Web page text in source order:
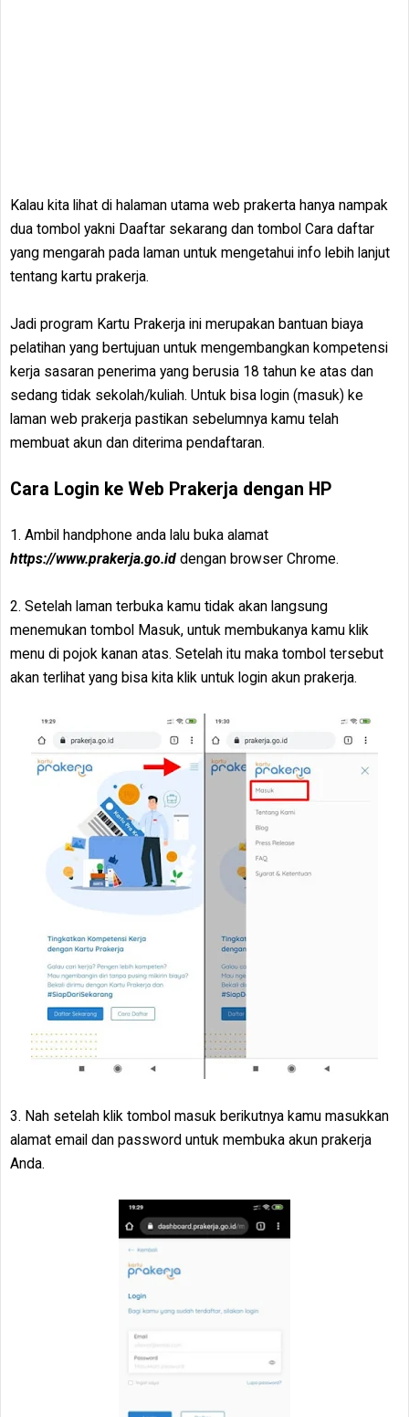
Kalau kita lihat di halaman utama web prakerta hanya nampak
dua tombol yakni Daaftar sekarang dan tombol Cara daftar
yang mengarah pada laman untuk mengetahui info lebih lanjut
tentang kartu prakerja.
Jadi program Kartu Prakerja ini merupakan bantuan biaya
pelatihan yang bertujuan untuk mengembangkan kompetensi
kerja sasaran penerima yang berusia 18 tahun ke atas dan
sedang tidak sekolah/kuliah. Untuk bisa login (masuk) ke
laman web prakerja pastikan sebelumnya kamu telah
membuat akun dan diterima pendaftaran.
Cara Login ke Web Prakerja dengan HP
1. Ambil handphone anda lalu buka alamat
https://www.prakerja.go.id dengan browser Chrome.
2. Setelah laman terbuka kamu tidak akan langsung
menemukan tombol Masuk, untuk membukanya kamu klik
menu di pojok kanan atas. Setelah itu maka tombol tersebut
akan terlihat yang bisa kita klik untuk login akun prakerja.
3. Nah setelah klik tombol masuk berikutnya kamu masukkan
alamat email dan password untuk membuka akun prakerja
Anda.